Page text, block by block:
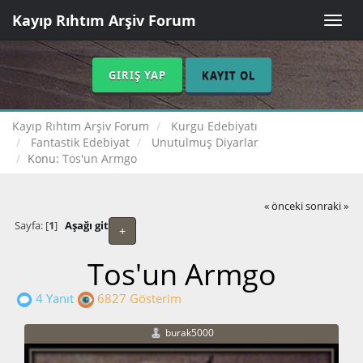
Toggle
Kayıp Rıhtım Arşiv Forum
GIRIŞ YAP KAYIT OL
Kayıp Rıhtım Arşiv Forum
Kurgu Edebiyatı
Fantastik Edebiyat
Unutulmuş Diyarlar
Konu: Tos'un Armgo
« önceki sonraki »
+
Sayfa: [1] Aşağı git
Tos'un Armgo
4 Yanıt 6827 Gösterim
burak5000